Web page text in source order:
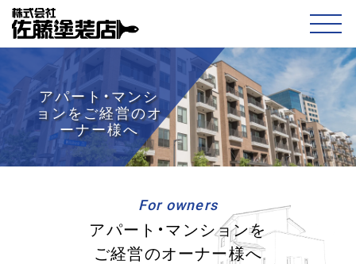
アパート・マンシ
ョンをご経営のオ
ーナー様へ
For owners
アパート・マンションを
ご経営のオーナー様へ